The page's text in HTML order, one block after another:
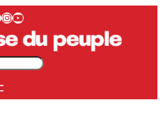
InstagramYouTube